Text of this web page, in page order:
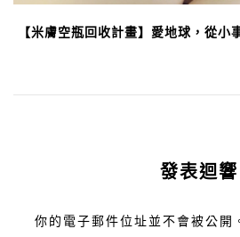
【米膚空瓶回收計畫】愛地球，從小
發表迴響
你的電子郵件位址並不會被公